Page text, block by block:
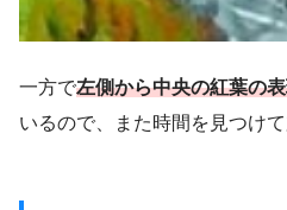
一方で左側から中央の紅葉の
いるので、また時間を見つけ